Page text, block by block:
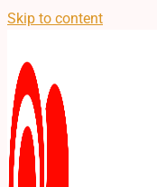
Skip to content